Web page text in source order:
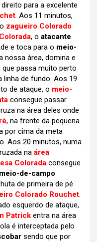
para a excelente
. Aos 11 minutos,
zagueiro Colorado
, o atacante
e toca para o meio-
nossa área, domina e
passa muito perto
linha de fundo. Aos 19
de ataque, o meio-
consegue passar
na área deles onde
, na frente da pequena
por cima da meta
Aos 20 minutos, numa
na área
Colorada consegue
meio-de-campo
de primeira de pé
Colorado Rouchet.
esquerdo de ataque,
Patrick entra na área
é interceptada pelo
sendo que por